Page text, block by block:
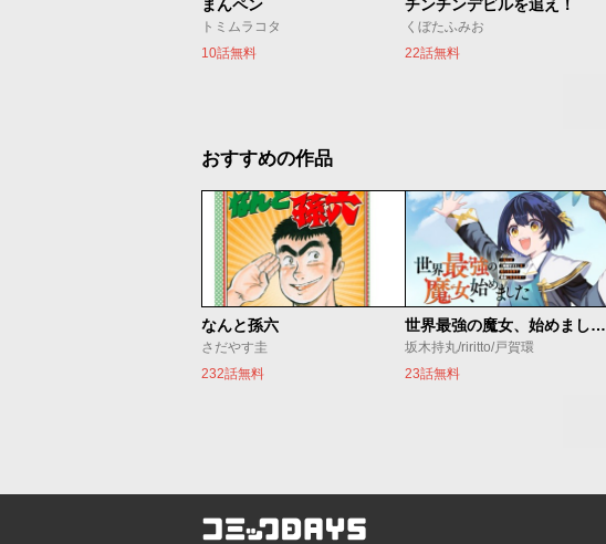
まんペン
トミムラコタ
10話無料
チンチンデビルを追え！
くぼたふみお
22話無料
おすすめの作品
なんと孫六
さだやす圭
232話無料
世界最強の魔女、始めました ～私だけ『攻略サイト』を見れる世界で自由に生きます～
坂木持丸/riritto/戸賀環
23話無料